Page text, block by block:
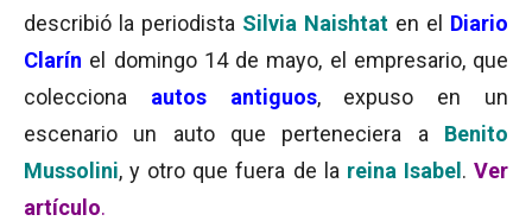
describió la periodista Silvia Naishtat en el Diario
Clarín el domingo 14 de mayo, el empresario, que
colecciona autos antiguos, expuso en un
escenario un auto que perteneciera a Benito
Mussolini, y otro que fuera de la reina Isabel .Ver
artículo.